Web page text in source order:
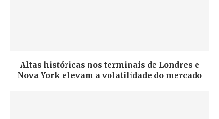
Altas históricas nos terminais de Londres e
Nova York elevam a volatilidade do mercado